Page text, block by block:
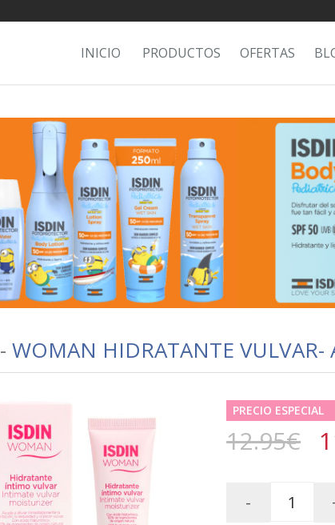
INICIO PRODUCTOS OFERTAS
- WOMAN HIDRATANTE VULVAR-
PRECIO ESPECIAL
12.95€
-